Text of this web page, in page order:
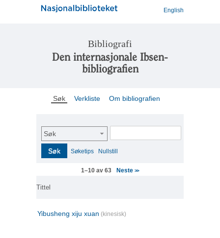
English
Bibliografi
Den internasjonale Ibsen-
bibliografien
Søk Verkliste Om bibliografien
Søk
Søk Søketips Nullstill
1–10 av 63 Neste>>
Tittel
Yibusheng xiju xuan (kinesisk)